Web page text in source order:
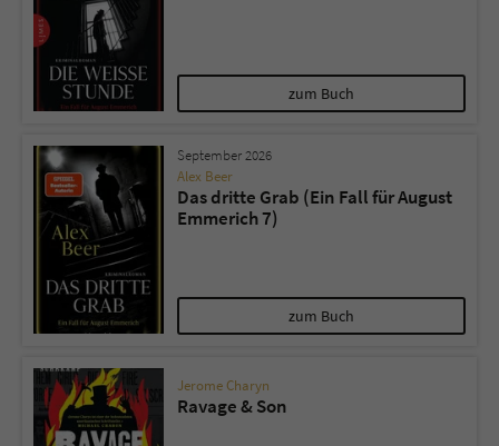
zum Buch
September 2026
Alex Beer
Das dritte Grab (Ein Fall für August
Emmerich 7)
zum Buch
Jerome Charyn
Ravage & Son